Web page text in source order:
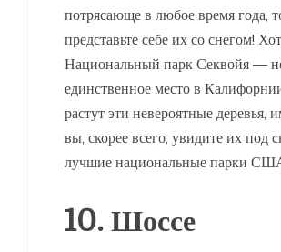
потрясающе в любое время года,
представьте себе их со снегом!
Национальный парк Секвойя —
единственное место в
растут эти невероятные деревья,
вы, скорее всего, увидите их под
лучшие национальные парки
10. Шоссе